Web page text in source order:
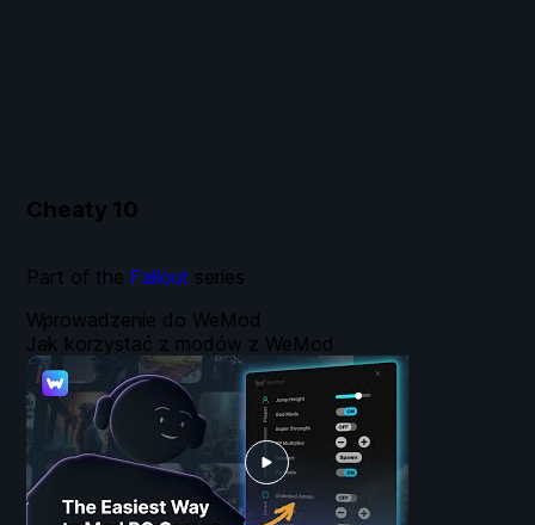
Cheaty 10
Wprowadzenie do WeMod
Jak korzystać z modów z WeMod
Part of the Fallout series